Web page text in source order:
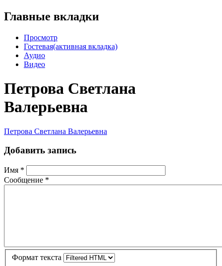
Главные вкладки
Просмотр
Гостевая(активная вкладка)
Аудио
Видео
Петрова Светлана
Валерьевна
Петрова Светлана Валерьевна
Добавить запись
Имя *
Сообщение *
Формат текста